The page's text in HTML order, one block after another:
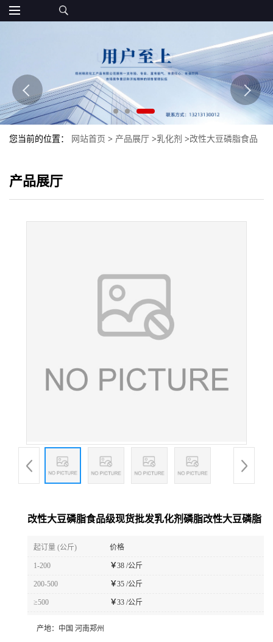
您当前的位置： 网站首页 > 产品展厅 >乳化剂 >改性大豆磷脂食品
产品展厅
改性大豆磷脂食品级现货批发乳化剂磷脂改性大豆磷脂
起订量 (公斤) 价格
1-200 ￥38 /公斤
200-500 ￥35 /公斤
≥500 ￥33 /公斤
产地： 中国 河南郑州